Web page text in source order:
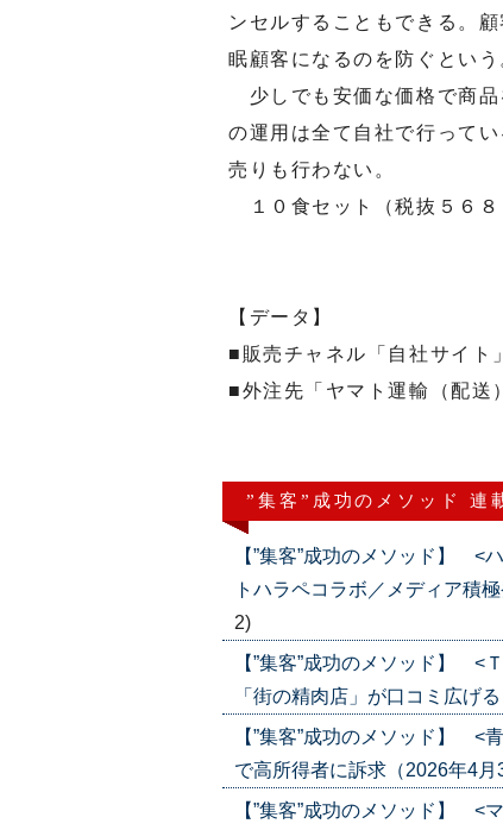
ンセルすることもできる。
眠顧客になるのを防ぐという
少しでも安価な価格で商品
の運用は全て自社で行って
売りも行わない。
１０食セット（税抜５６８
【データ】
■販売チャネル「自社サイト」
■外注先「ヤマト運輸（配送
”集客”成功のメソッド 連
【”集客”成功のメソッド】 <
トハラペコラボ／メディア積
2)
【”集客”成功のメソッド】
「街の精肉店」が口コミ広げ
【”集客”成功のメソッド】 <
で高所得者に訴求（2026年4
【”集客”成功のメソッド】 <